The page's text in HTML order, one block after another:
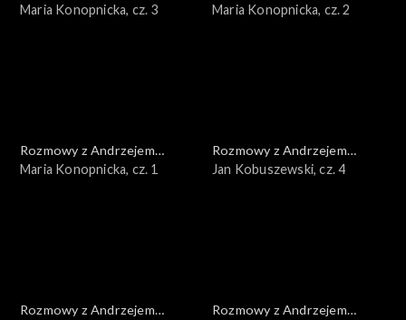
Doboszem
Maria Konopnicka, cz. 3
Doboszem
Maria Konopnicka, cz. 2
Rozmowy z Andrzejem
Doboszem
Maria Konopnicka, cz. 1
Rozmowy z Andrzejem
Doboszem
Jan Kobuszewski, cz. 4
Rozmowy z Andrzejem
Rozmowy z Andrzejem